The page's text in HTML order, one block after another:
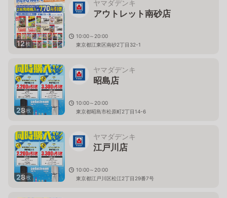
12枚
ヤマダデンキ
アウトレット南砂店
10:00～20:00
東京都江東区南砂2丁目32-1
28枚
ヤマダデンキ
昭島店
10:00～20:00
東京都昭島市松原町2丁目14-6
28枚
ヤマダデンキ
江戸川店
10:00～20:00
東京都江戸川区松江2丁目29番7号